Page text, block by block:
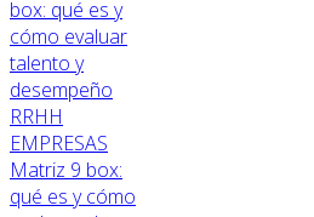
RRHH
EMPRESAS
Matriz 9 box:
qué es y cómo